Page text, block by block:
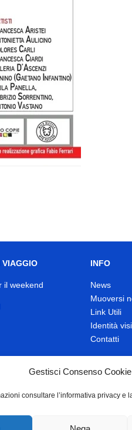
Gestisci Consenso Cookie
consultare l’informativa privacy e
VIAGGIO
il weekend
INFO
News
Muoversi
Link Utili
Identità
Contatti